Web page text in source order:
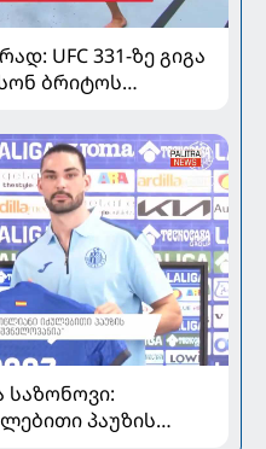
UFC 331-ზე გიგა
ბრიტოს
საზონოვი:
პაუზის